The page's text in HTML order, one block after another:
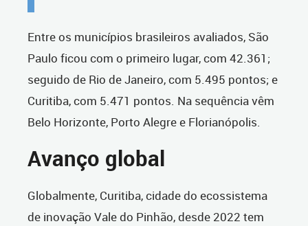
Entre os municípios brasileiros avaliados, São
Paulo ficou com o primeiro lugar, com 42.361;
seguido de Rio de Janeiro, com 5.495 pontos; e
Curitiba, com 5.471 pontos. Na sequência vêm
Belo Horizonte, Porto Alegre e Florianópolis.
Avanço global
Globalmente, Curitiba, cidade do ecossistema
de inovação Vale do Pinhão, desde 2022 tem